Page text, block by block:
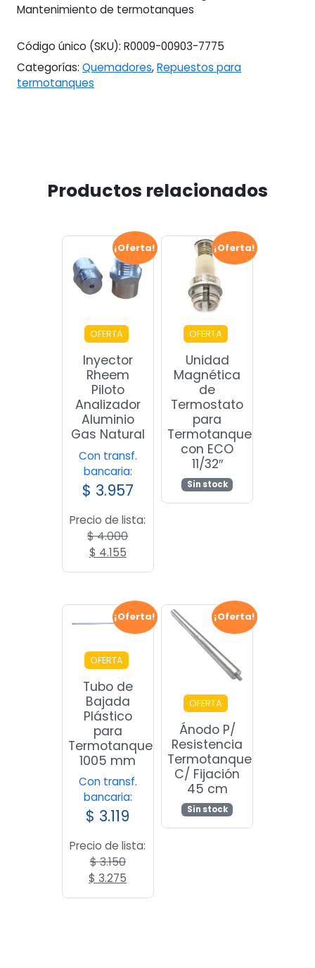
Mantenimiento de termotanques
Código único (SKU): R0009-00903-7775
Categorías: Quemadores,Repuestos para
termotanques
Productos relacionados
¡Oferta!
OFERTA
Inyector
Rheem
Piloto
Analizador
Aluminio
Gas Natural
Con transf.
bancaria:
$ 3.957
Precio de lista:
$4.000
El
$ 4.000.
$ 4.155El
precio
es:
$ 4.155.
¡Oferta!
OFERTA
Unidad
Magnética
de
Termostato
para
Termotanque
con ECO
11/32″
Sin stock
¡Oferta!
OFERTA
Tubo de
Bajada
Plástico
para
Termotanque
1005 mm
Con transf.
bancaria:
$ 3.119
Precio de lista:
$3.150
El
$ 3.275
precio
¡Oferta!
OFERTA
Ánodo P/
Resistencia
Termotanque
C/ Fijación
45 cm
Sin stock